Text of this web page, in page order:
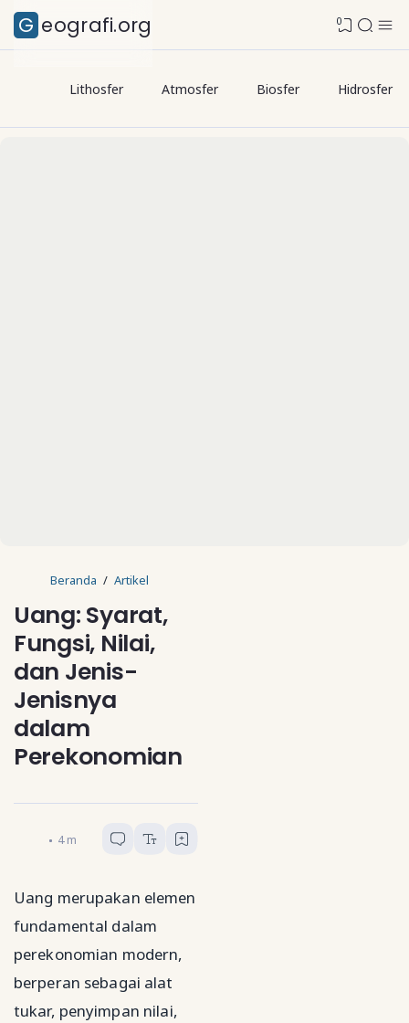
Geografi.org 0
Lithosfer Atmosfer Biosfer Hidrosfer
Beranda Artikel
Uang: Syarat,
Fungsi, Nilai,
dan Jenis-
Jenisnya
dalam
Perekonomian
Guru Geografi
4menit baca
Uang merupakan elemen
fundamental dalam
perekonomian modern,
berperan sebagai alat
tukar, penyimpan nilai,